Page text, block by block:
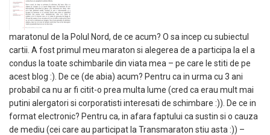
maratonul de la Polul Nord, de ce acum? O sa incep cu subiectul
cartii. A fost primul meu maraton si alegerea de a participa la el a
condus la toate schimbarile din viata mea – pe care le stiti de pe
acest blog :). De ce (de abia) acum? Pentru ca in urma cu 3 ani
probabil ca nu ar fi citit-o prea multa lume (cred ca erau mult mai
putini alergatori si corporatisti interesati de schimbare :)). De ce in
format electronic? Pentru ca, in afara faptului ca sustin si o cauza
de mediu (cei care au participat la Transmaraton stiu asta :)) –